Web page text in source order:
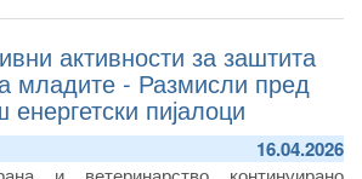
европски земји.
активности за заштита
младите - Размисли пред
пијалоци
16.04.2026